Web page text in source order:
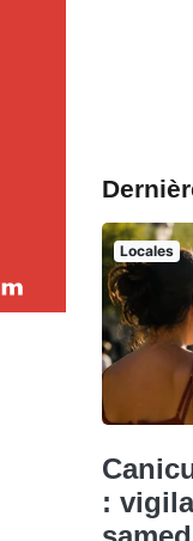
Locales
: